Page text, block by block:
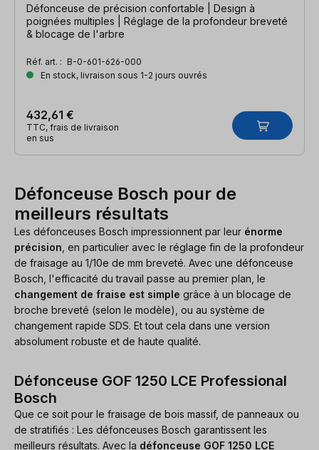
Défonceuse de précision confortable | Design à
poignées multiples | Réglage de la profondeur breveté
& blocage de l'arbre
Réf. art. : B-0-601-626-000
En stock, livraison sous 1-2 jours ouvrés
432,61 €
TTC, frais de livraison
en sus
Défonceuse Bosch pour de
meilleurs résultats
Les défonceuses Bosch impressionnent par leur énorme
précision , en particulier avec le réglage fin de la profondeur
de fraisage au 1/10e de mm breveté. Avec une défonceuse
Bosch, l'efficacité du travail passe au premier plan, le
changement de fraise est simple grâce à un blocage de
broche breveté (selon le modèle), ou au système de
changement rapide SDS. Et tout cela dans une version
absolument robuste et de haute qualité.
Défonceuse GOF 1250 LCE Professional
Bosch
Que ce soit pour le fraisage de bois massif, de panneaux ou
de stratifiés : Les défonceuses Bosch garantissent les
meilleurs résultats. Avec la défonceuse GOF 1250 LCE